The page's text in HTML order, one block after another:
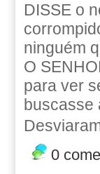
DISSE o
ninguém
O
para ver
buscasse
0